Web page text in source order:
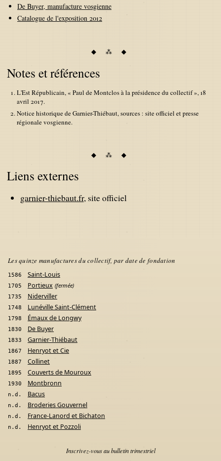
De Buyer, manufacture vosgienne
Catalogue de l'exposition 2012
Notes et références
L'Est Républicain, « Paul de Montclos à la présidence du collectif », 18
avril 2017.
Notice historique de Garnier-Thiébaut, sources : site officiel et presse
régionale vosgienne.
Liens externes
garnier-thiebaut.fr, site officiel
Les quinze manufactures du collectif, par date de fondation
1586 Saint-Louis
1705 Portieux (fermée)
1735 Niderviller
1748 Lunéville Saint-Clément
1798 Émaux de Longwy
1830 De Buyer
1833 Garnier-Thiébaut
1867 Henryot et Cie
1887 Collinet
1895 Couverts de Mouroux
1930 Montbronn
n.d. Bacus
n.d. Broderies Gouvernel
n.d. France-Lanord et Bichaton
n.d. Henryot et Pozzoli
Inscrivez-vous au bulletin trimestriel